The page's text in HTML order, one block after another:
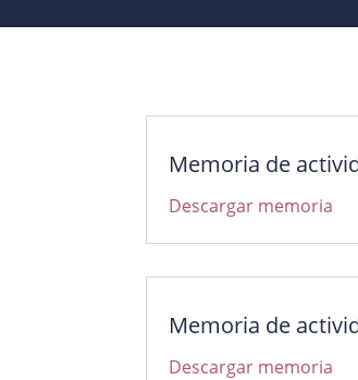
Memoria de
Descargar memoria
Memoria de
Descargar memoria